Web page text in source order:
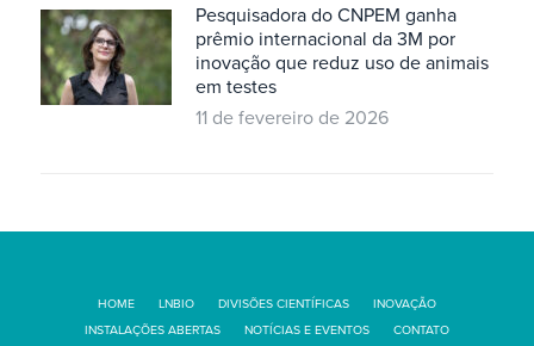
Pesquisadora do CNPEM ganha
prêmio internacional da 3M por
inovação que reduz uso de animais
em testes
11 de fevereiro de 2026
HOME LNBIO DIVISÕES CIENTÍFICAS
INOVAÇÃO
INSTALAÇÕES ABERTAS
NOTÍCIAS E EVENTOS CONTATO